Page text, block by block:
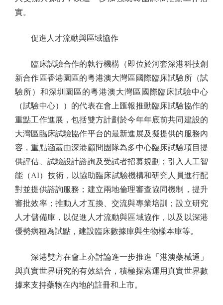
實。
促進人才流動與區域協作
臨床試驗合作的執行機構（即位於河套深港科技創
新合作區香港園區的粵港澳大灣區國際臨床試驗所（試
驗所）和深圳園區的粵港澳大灣區國際臨床試驗中心
（試驗中心））的代表在會上匯報推動臨床試驗協作的
重點工作進展，包括雙方計劃於今年年底前共同建設的
大灣區臨床試驗協作平台的最新進展及擬提供的服務內
容，重點涵蓋由深港顧問團隊為多中心臨床試驗項目提
供評估、試驗設計諮詢及受試者招募規劃；引入人工智
能（AI）技術，以協助臨床試驗機構和研究人員進行配
對並提供諮詢服務；建立兩地倫理審查協同機制，提升
審批效率；推動人才互換、交流與專業培訓；設立研究
人才儲備庫，以促進人才流動與區域協作，以及以深港
優勢病種為試點，建設臨床數據庫與生物樣本庫等。
深港雙方在會上亦討論進一步推進「港澳藥械通」
與真實世界研究的有效結合，積極探索運用真實世界數
據來支持藥物在內地的註冊和上市。